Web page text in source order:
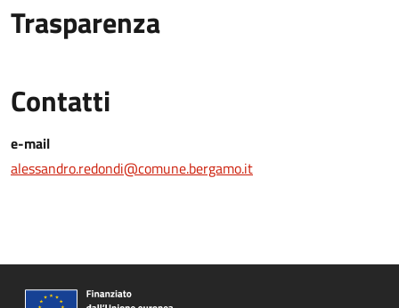
Trasparenza
Contatti
e-mail
alessandro.redondi@comune.bergamo.it